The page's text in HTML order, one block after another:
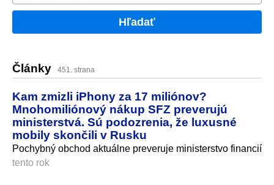
Hľadať
Články 451. strana
Kam zmizli iPhony za 17 miliónov?
Mnohomiliónový nákup SFZ preverujú
ministerstvá. Sú podozrenia, že luxusné
mobily skončili v Rusku
Pochybný obchod aktuálne preveruje ministerstvo financií
tento rok